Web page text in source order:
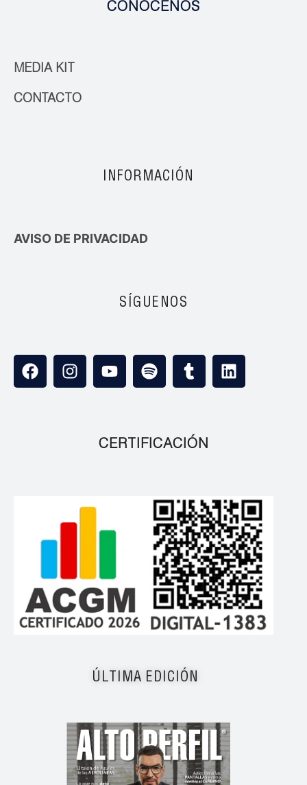
CONÓCENOS
MEDIA KIT
CONTACTO
INFORMACIÓN
AVISO DE PRIVACIDAD
SÍGUENOS
CERTIFICACIÓN
ÚLTIMA EDICIÓN